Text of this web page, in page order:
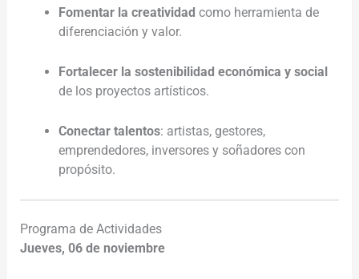
Fomentar la creatividad como herramienta de
diferenciación y valor.
Fortalecer la sostenibilidad económica y social
de los proyectos artísticos.
Conectar talentos: artistas, gestores,
emprendedores, inversores y soñadores con
propósito.
Programa de Actividades
Jueves, 06 de noviembre